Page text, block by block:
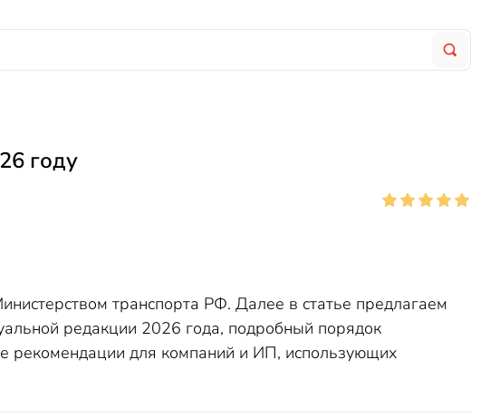
году
транспорта РФ. Далее в статье предлагаем
редакции 2026 года, подробный порядок
рекомендации для компаний и ИП, использующих